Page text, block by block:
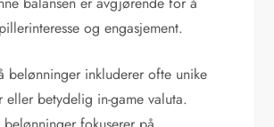
og engasjement.
belønninger inkluderer ofte unike
eller betydelig in-game valuta.